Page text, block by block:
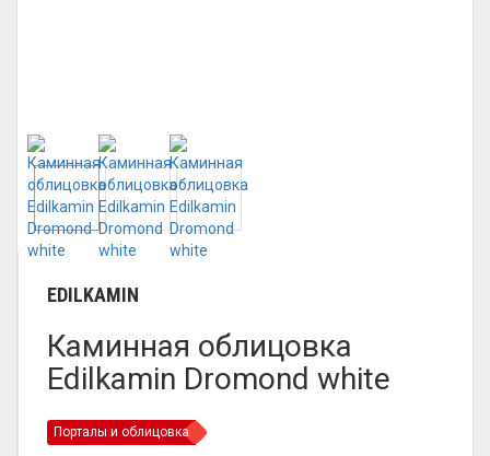
EDILKAMIN
Каминная облицовка
Edilkamin Dromond white
Порталы и облицовка